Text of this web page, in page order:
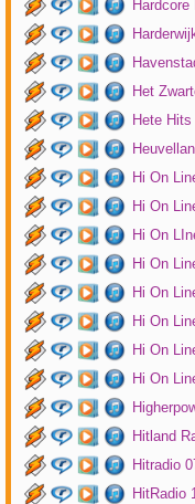
Hardcore
Het
Hete Hits
Hi On
Hi On
Hi On
Hi On
Hi On
Hi On
Hi On
Hi On
Hitland
Hitradio
HitRadio